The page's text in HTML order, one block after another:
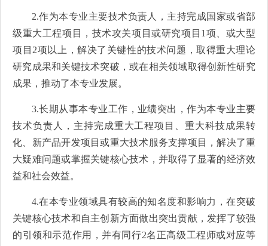
2.作为本专业主要技术负责人，主持完成国家或省部
级重大工程项目，技术攻关项目或研究项目1项、或大型
项目2项以上，解决了关键性的技术问题，取得重大理论
研究成果和关键技术突破，或在相关领域取得创新性研究
成果，推动了本专业发展。
3.长期从事本专业工作，业绩突出，作为本专业主要
技术负责人，主持完成重大工程项目、重大科技成果转
化、新产品开发项目或重大技术服务支撑项目，解决了重
大疑难问题或掌握关键核心技术，并取得了显著的经济效
益和社会效益。
4.在本专业领域具有较高的知名度和影响力，在突破
关键核心技术和自主创新方面做出突出贡献，发挥了较强
的引领和示范作用，并有同行2名正高级工程师或对应等